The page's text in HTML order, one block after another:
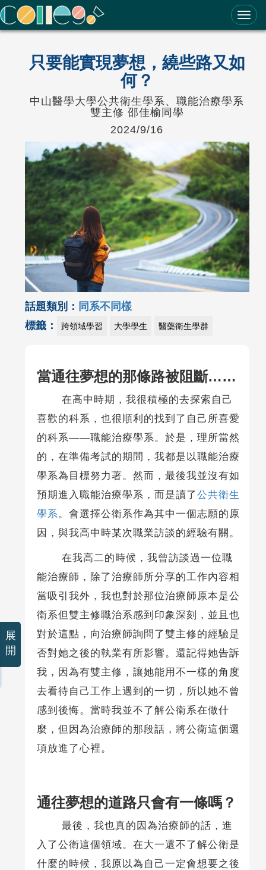
ColleGo! 大學選才與高中育才輔助系統
只要能實現夢想，繞些路又如
何？
中山醫學大學公共衛生學系、職能治療學系
雙主修 邵佳榆同學
2024/9/16
話題類別： 同系不同樣
標籤：
跨領域學習 大學學生 醫藥衛生學群
當通往夢想的那條路被阻斷……
在高中時期，我很積極的去探索自己
喜歡的科系，也很順利的找到了自己所喜愛
的科系——職能治療學系。於是，理所當然
的，在準備考試的期間，我都是以職能治療
學系為目標努力著。然而，最後我並沒有如
預期進入職能治療學系，而是讀了公共衛生
學系 。會選擇公衛系作為其中一個志願的原
因，與我高中時某次職業訪談的經驗有關。
在我高二的時候，我曾訪談過一位職
能治療師，除了治療師所分享的工作內容相
當吸引我外，我也對於那位治療師原本是公
衛系但雙主修職治系感到印象深刻，並且也
對於這點，向治療師詢問了雙主修的經驗是
否對她之後的執業有所影響。還記得她告訴
我，因為有雙主修，讓她能用不一樣的角度
去看待自己工作上遇到的一切，所以她不曾
感到後悔。當時我並不了解公衛系在做什
麼，但因為治療師的那段話，將公衛這個選
項放進了心裡。
通往夢想的道路只會有一條嗎？
最後，我也真的因為治療師的話，進
入了公衛這個領域。在大一還不了解公衛是
什麼的時候，我原以為自己一定會想要之後
展
開